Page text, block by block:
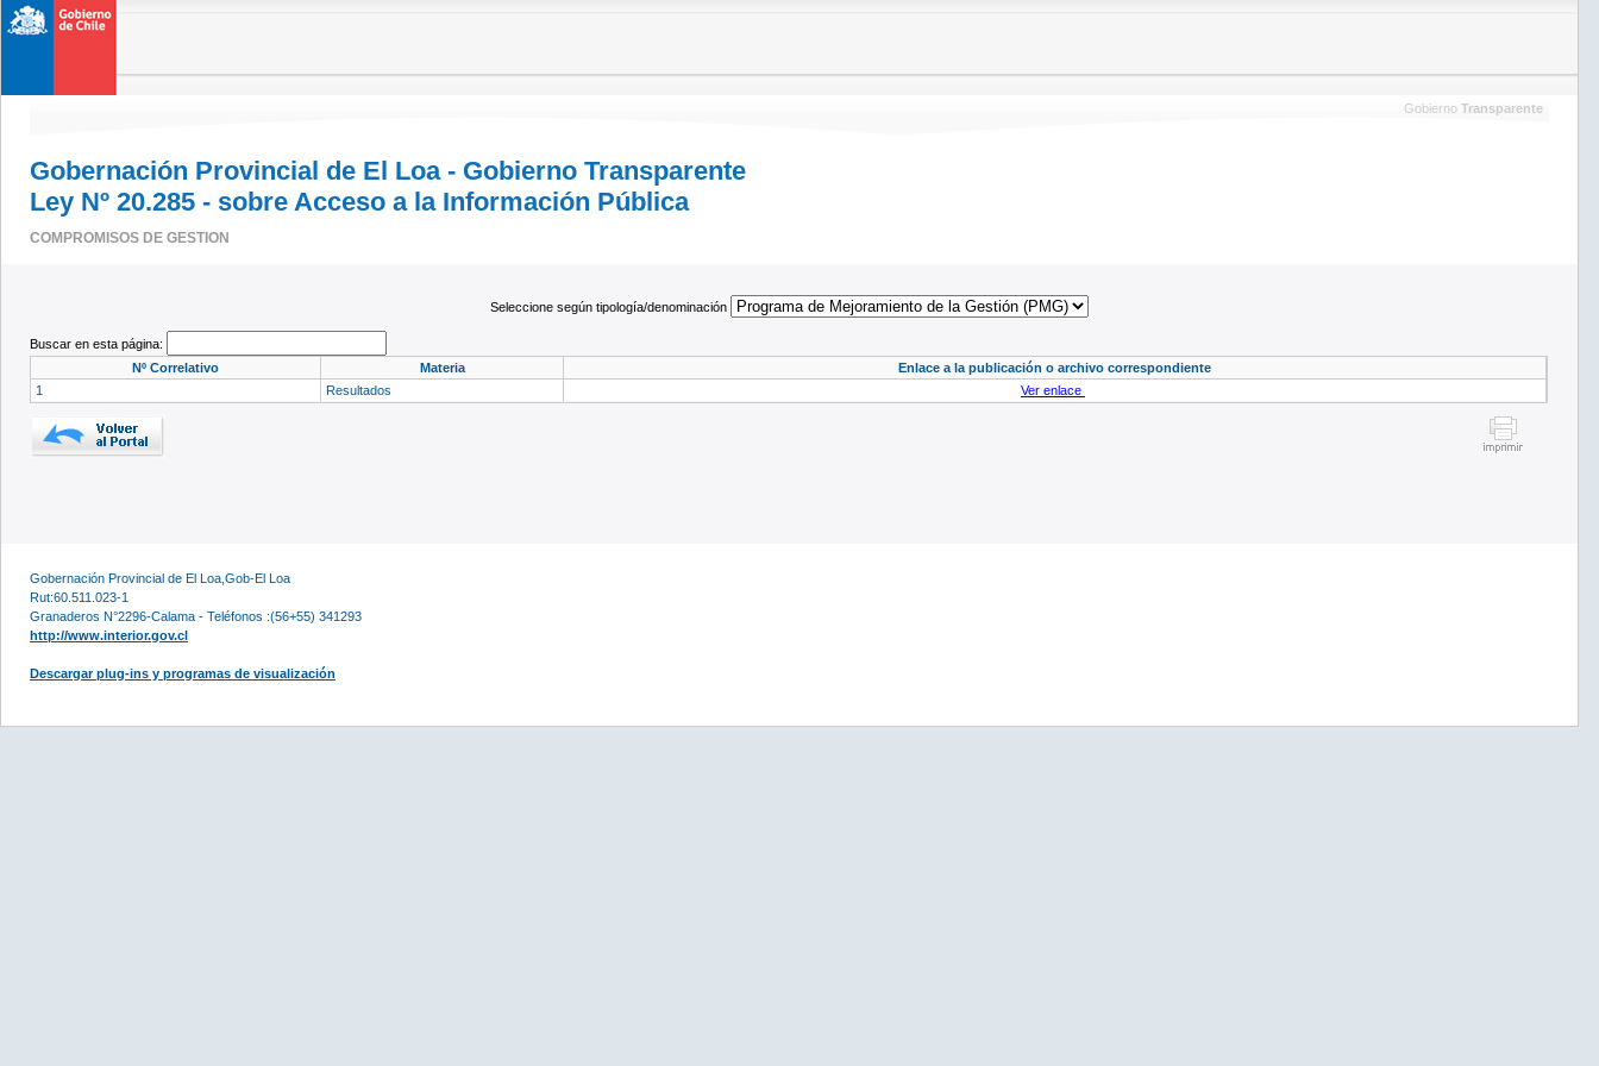
Gobierno Transparente
Gobernación Provincial de El Loa - Gobierno Transparente
Ley Nº 20.285 - sobre Acceso a la Información Pública
COMPROMISOS DE GESTION
Seleccione según tipología/denominación
Buscar en esta página:
Nº Correlativo
Materia
Enlace a la publicación o archivo correspondiente
1
Resultados Ver enlace
Gobernación Provincial de El Loa,Gob-El Loa
Rut:60.511.023-1
Granaderos N°2296-Calama - Teléfonos :(56+55) 341293
http://www.interior.gov.cl
Descargar plug-ins y programas de visualización